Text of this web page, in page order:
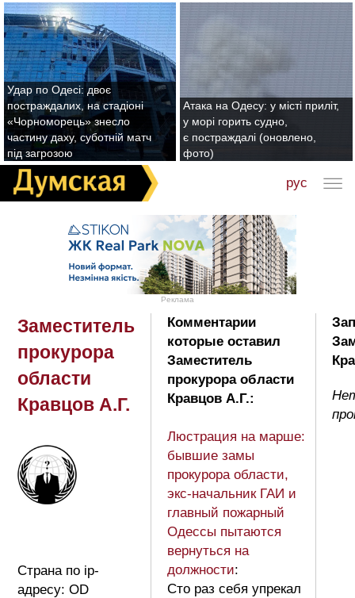
Удар по Одесі: двоє
постраждалих, на стадіоні
«Чорноморець» знесло
частину даху, суботній матч
під загрозою
Атака на Одесу: у місті приліт,
у морі горить судно,
є постраждалі (оновлено,
фото)
рус
Реклама
Заместитель
прокурора
области
Кравцов А.Г.
Страна по ip-
адресу: OD
Комментарии
которые оставил
Заместитель
прокурора области
Кравцов А.Г.:
Люстрация на марше:
бывшие замы
прокурора области,
экс-начальник ГАИ и
главный пожарный
Одессы пытаются
вернуться на
должности:
Сто раз себя упрекал